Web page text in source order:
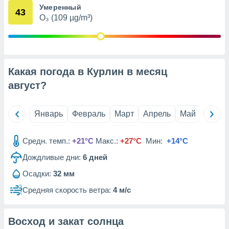
веб-
и
файлов
время
против
» или
cookie
43 Умеренный
O₃ (109 µg/m³)
Какая погода в Курлин в месяц
август?
Январь Февраль Март Апрель Май Июнь
Средн. темп.: +21°C Макс.: +27°C Мин: +14°C
Дождливые дни: 6 дней
Осадки: 32 мм
Средняя скорость ветра: 4 м/с
Восход и закат солнца